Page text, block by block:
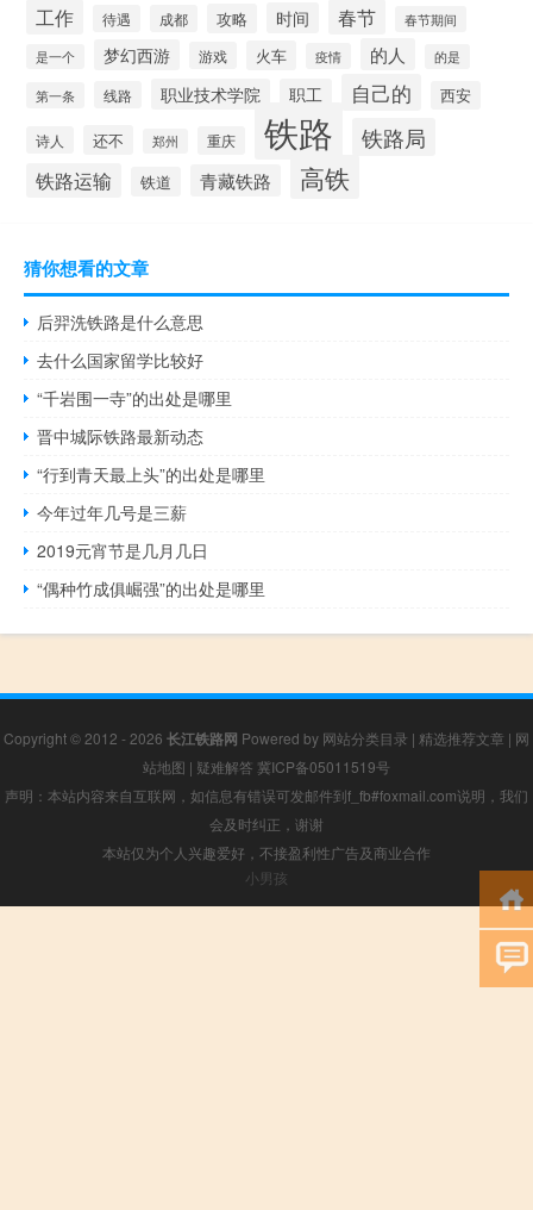
工作 待遇 成都 攻略 时间 春节 春节期间
是一个 梦幻西游 游戏 火车 疫情 的人 的是
第一条 线路 职业技术学院 职工 自己的 西安
诗人 还不 郑州 重庆 铁路 铁路局
铁路运输 铁道 青藏铁路 高铁
猜你想看的文章
后羿洗铁路是什么意思
去什么国家留学比较好
“千岩围一寺”的出处是哪里
晋中城际铁路最新动态
“行到青天最上头”的出处是哪里
今年过年几号是三薪
2019元宵节是几月几日
“偶种竹成俱崛强”的出处是哪里
Copyright © 2012 - 2026 长江铁路网 Powered by 网站分类目录 | 精选推荐文章 | 网
站地图 | 疑难解答 冀ICP备05011519号
声明：本站内容来自互联网，如信息有错误可发邮件到f_fb#foxmail.com说明，我们
会及时纠正，谢谢
本站仅为个人兴趣爱好，不接盈利性广告及商业合作
小男孩